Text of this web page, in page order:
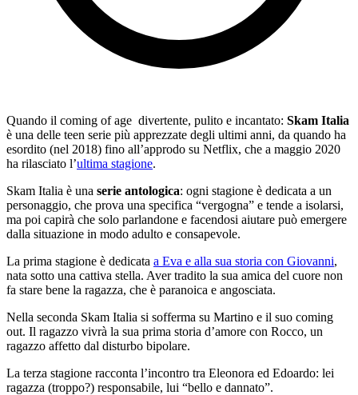
Quando il coming of age divertente, pulito e incantato: Skam Italia
è una delle teen serie più apprezzate degli ultimi anni, da quando ha
esordito (nel 2018) fino all’approdo su Netflix, che a maggio 2020
ha rilasciato l’ultima stagione.
Skam Italia è una serie antologica: ogni stagione è dedicata a un
personaggio, che prova una specifica “vergogna” e tende a isolarsi,
ma poi capirà che solo parlandone e facendosi aiutare può emergere
dalla situazione in modo adulto e consapevole.
La prima stagione è dedicata a Eva e alla sua storia con Giovanni,
nata sotto una cattiva stella. Aver tradito la sua amica del cuore non
fa stare bene la ragazza, che è paranoica e angosciata.
Nella seconda Skam Italia si sofferma su Martino e il suo coming
out. Il ragazzo vivrà la sua prima storia d’amore con Rocco, un
ragazzo affetto dal disturbo bipolare.
La terza stagione racconta l’incontro tra Eleonora ed Edoardo: lei
ragazza (troppo?) responsabile, lui “bello e dannato”.